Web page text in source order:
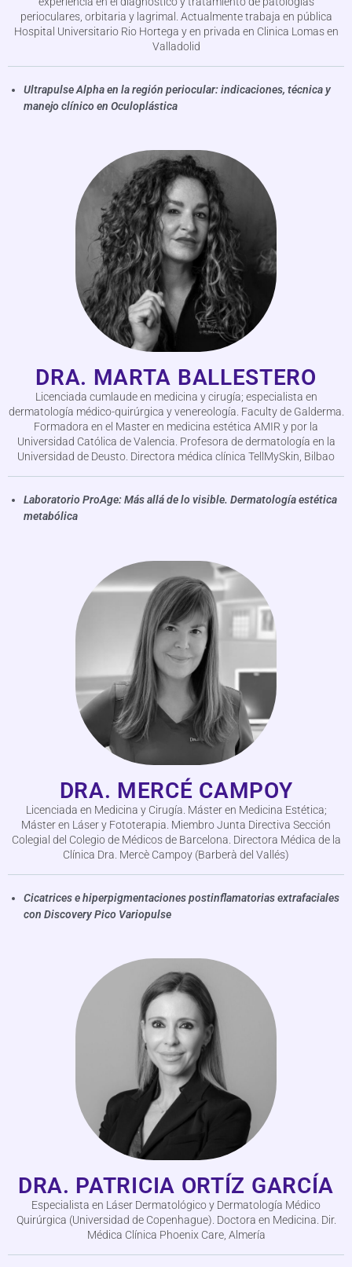
perioculares, orbitaria y lagrimal. Actualmente trabaja en pública
Hospital Universitario Rio Hortega y en privada en Clinica Lomas en
Valladolid
Ultrapulse Alpha en la región periocular: indicaciones, técnica y
manejo clínico en Oculoplástica
DRA. MARTA BALLESTERO
Licenciada cumlaude en medicina y cirugía; especialista en
dermatología médico-quirúrgica y venereología. Faculty de Galderma.
Formadora en el Master en medicina estética AMIR y por la
Universidad Católica de Valencia. Profesora de dermatología en la
Universidad de Deusto. Directora médica clínica TellMySkin, Bilbao
Laboratorio ProAge: Más allá de lo visible. Dermatología estética
metabólica
DRA. MERCÉ CAMPOY
Licenciada en Medicina y Cirugía. Máster en Medicina Estética;
Máster en Láser y Fototerapia. Miembro Junta Directiva Sección
Colegial del Colegio de Médicos de Barcelona. Directora Médica de la
Clínica Dra. Mercè Campoy (Barberà del Vallés)
Cicatrices e hiperpigmentaciones postinflamatorias extrafaciales
con Discovery Pico Variopulse
DRA. PATRICIA ORTÍZ GARCÍA
Especialista en Láser Dermatológico y Dermatología Médico
Quirúrgica (Universidad de Copenhague). Doctora en Medicina. Dir.
Médica Clínica Phoenix Care, Almería